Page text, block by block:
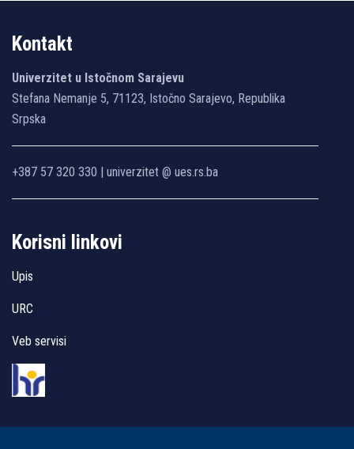
Kontakt
Univerzitet u Istočnom Sarajevu
Stefana Nemanje 5, 71123, Istočno Sarajevo, Republika
Srpska
+387 57 320 330 | univerzitet @ ues.rs.ba
Korisni linkovi
Upis
URC
Veb servisi